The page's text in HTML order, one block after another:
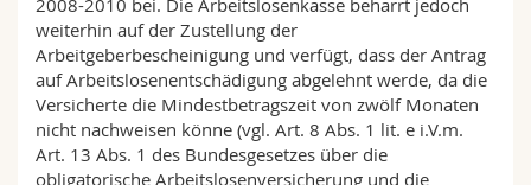
2008-2010 bei. Die Arbeitslosenkasse beharrt jedoch
weiterhin auf der Zustellung der
Arbeitgeberbescheinigung und verfügt, dass der Antrag
auf Arbeitslosenentschädigung abgelehnt werde, da die
Versicherte die Mindestbetragszeit von zwölf Monaten
nicht nachweisen könne (vgl. Art. 8 Abs. 1 lit. e i.V.m.
Art. 13 Abs. 1 des Bundesgesetzes über die
obligatorische Arbeitslosenversicherung und die